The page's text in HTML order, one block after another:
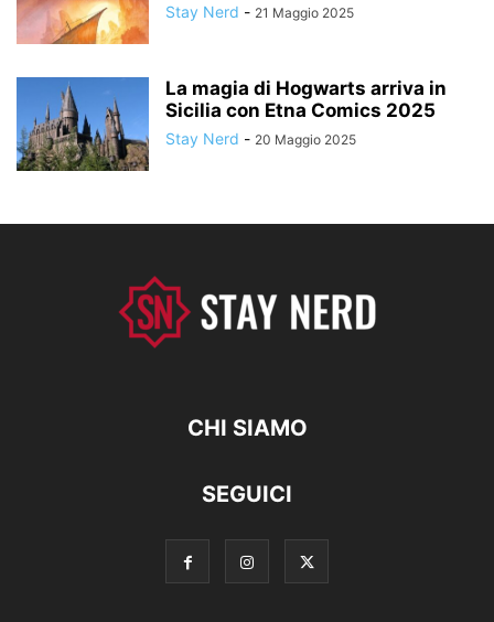
Stay Nerd - 21 Maggio 2025
La magia di Hogwarts arriva in
Sicilia con Etna Comics 2025
Stay Nerd - 20 Maggio 2025
CHI SIAMO
SEGUICI